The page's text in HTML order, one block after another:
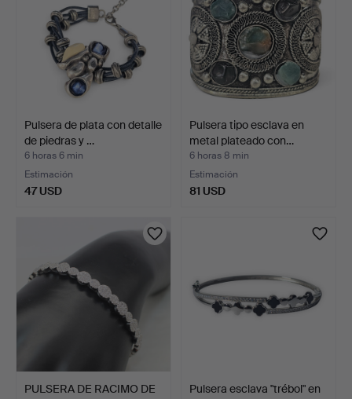
Pulsera de plata con detalle
de piedras y …
6 horas 6 min
Estimación
47 USD
Pulsera tipo esclava en
metal plateado con…
6 horas 8 min
Estimación
81 USD
PULSERA DE RACIMO DE
Pulsera esclava "trébol" en